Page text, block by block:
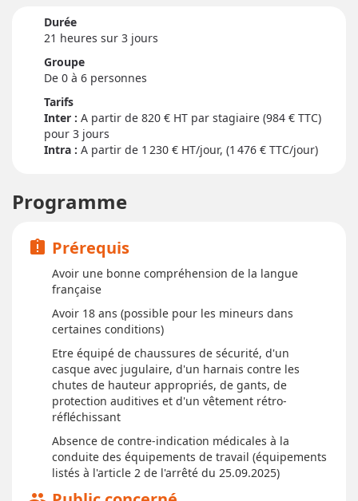
Durée
21 heures sur 3 jours
Groupe
De 0 à 6 personnes
Tarifs
Inter :
820 € HT par stagiaire (984 € TTC)
pour 3 jours
Intra : A partir de 1 230 € HT/jour, (1 476 € TTC/jour)
Programme
assignment_late Prérequis
Avoir une bonne compréhension de la langue
française
Avoir 18 ans (possible pour les mineurs dans
certaines conditions)
Etre équipé de chaussures de sécurité, d'un
casque avec jugulaire, d'un harnais contre les
chutes de hauteur appropriés, de gants, de
protection auditives et d'un vêtement rétro-
réfléchissant
Absence de contre-indication médicales à la
conduite des équipements de travail (équipements
listés à l'article 2 de l'arrêté du 25.09.2025)